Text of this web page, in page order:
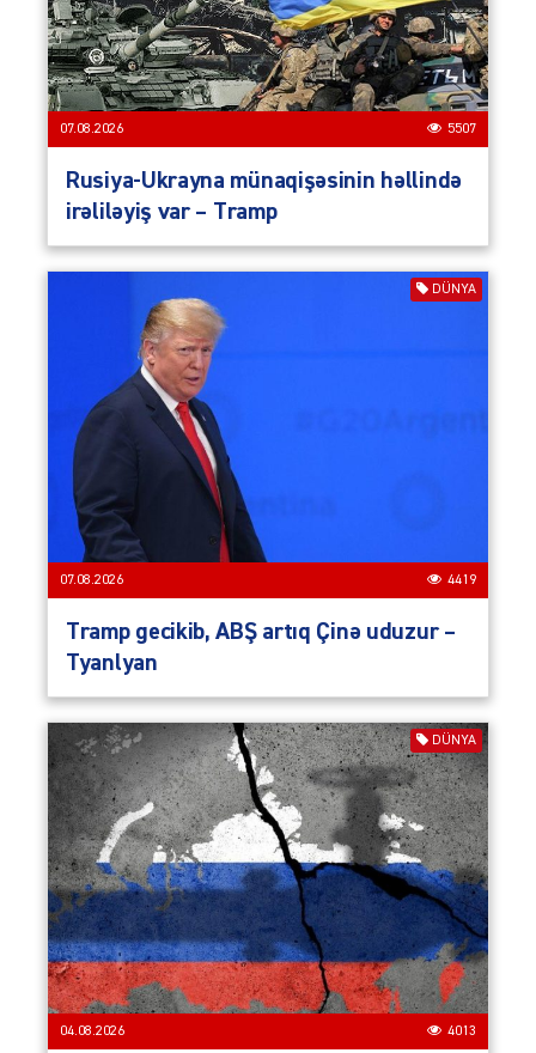
07.08.2026 5507
Rusiya-Ukrayna münaqişəsinin həllində
irəliləyiş var – Tramp
DÜNYA
07.08.2026 4419
Tramp gecikib, ABŞ artıq Çinə uduzur –
Tyanlyan
DÜNYA
04.08.2026 4013